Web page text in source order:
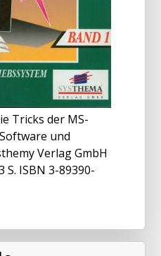
Tricks der MS-
und
Verlag GmbH
S. ISBN 3-89390-